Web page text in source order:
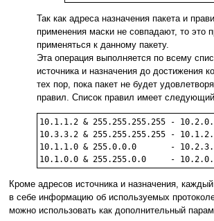
Так как адреса назначения пакета и
применения маски не совпадают, то это
применяться к данному пакету.
Эта операция выполняется по всему
источника и назначения до достижения
тех пор, пока пакет не будет
правил. Список правил имеет
10.1.1.2 & 255.255.255.255 -
10.3.3.2 & 255.255.255.255 -
10.1.1.0 & 255.0.0.0       -
10.1.0.0 & 255.255.0.0     -
Кроме адресов источника и назначения,
в себе информацию об используемых
можно использовать как дополнительный